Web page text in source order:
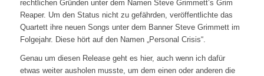
rechtlichen Gründen unter dem Namen Steve Grimmett’s Grim
Reaper. Um den Status nicht zu gefährden, veröffentlichte das
Quartett ihre neuen Songs unter dem Banner Steve Grimmett im
Folgejahr. Diese hört auf den Namen „Personal Crisis“.
Genau um diesen Release geht es hier, auch wenn ich dafür
etwas weiter ausholen musste, um dem einen oder anderen die